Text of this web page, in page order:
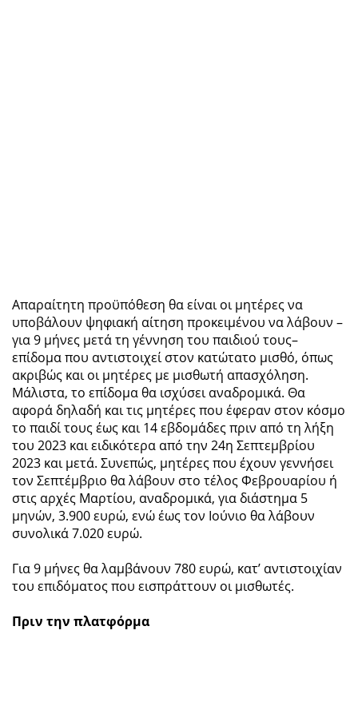
Απαραίτητη προϋπόθεση θα είναι οι μητέρες να
υποβάλουν ψηφιακή αίτηση προκειμένου να λάβουν –
για 9 μήνες μετά τη γέννηση του παιδιού τους–
επίδομα που αντιστοιχεί στον κατώτατο μισθό, όπως
ακριβώς και οι μητέρες με μισθωτή απασχόληση.
Μάλιστα, το επίδομα θα ισχύσει αναδρομικά. Θα
αφορά δηλαδή και τις μητέρες που έφεραν στον κόσμο
το παιδί τους έως και 14 εβδομάδες πριν από τη λήξη
του 2023 και ειδικότερα από την 24η Σεπτεμβρίου
2023 και μετά. Συνεπώς, μητέρες που έχουν γεννήσει
τον Σεπτέμβριο θα λάβουν στο τέλος Φεβρουαρίου ή
στις αρχές Μαρτίου, αναδρομικά, για διάστημα 5
μηνών, 3.900 ευρώ, ενώ έως τον Ιούνιο θα λάβουν
συνολικά 7.020 ευρώ.
Για 9 μήνες θα λαμβάνουν 780 ευρώ, κατ’ αντιστοιχίαν
του επιδόματος που εισπράττουν οι μισθωτές.
Πριν την πλατφόρμα